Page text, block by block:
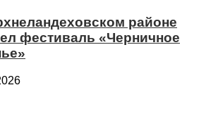
районе
фестиваль «Черничное